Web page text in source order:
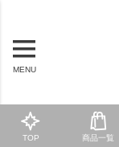
MENU
TOP 商品一覧